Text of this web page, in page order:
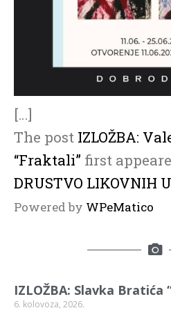
[…]
The post IZLOŽBA:
“Fraktali” first
DRUSTVO LIKOVNIH
Powered by WPeMatico
IZLOŽBA: Slavka Bratića
6. kolovoza, 2026.